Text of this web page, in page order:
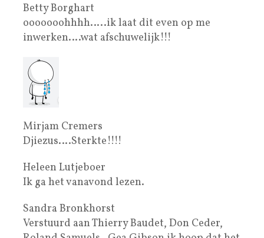
Betty Borghart
ooooooohhhh…..ik laat dit even op me
inwerken….wat afschuwelijk!!!
Mirjam Cremers
Djiezus….Sterkte!!!!
Heleen Lutjeboer
Ik ga het vanavond lezen.
Sandra Bronkhorst
Verstuurd aan Thierry Baudet, Don Ceder,